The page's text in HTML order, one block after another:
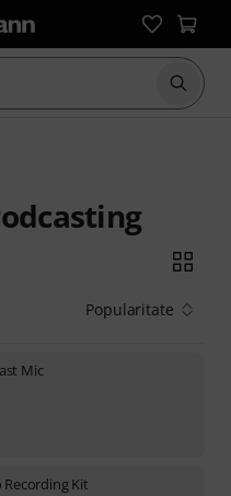
Popularitate
Mic
Kit